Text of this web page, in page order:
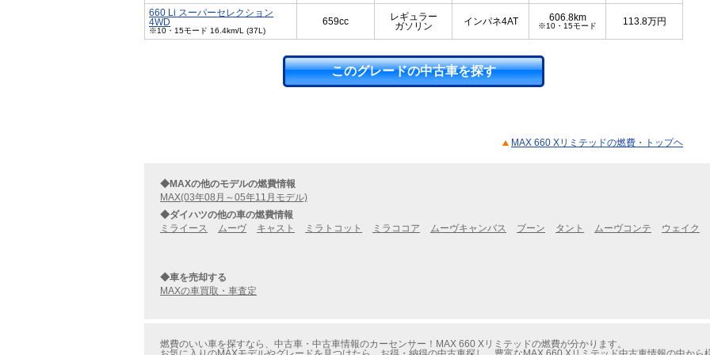
660 Li スーパーセレクション
4WD
※10・15モード 16.4km/L (37L)
659cc
レギュラー
ガソリン
インパネ4AT 606.8km
※10・15モード 113.8万円
このグレードの中古車を探す
MAX 660 Xリミテッドの燃費・トップヘ
◆MAXの他のモデルの燃費情報
MAX(03年08月～05年11月モデル)
◆ダイハツの他の車の燃費情報
ミライース
ムーヴ キャスト ミラトコット ミラココア ムーヴキャンバス ブーン タント ムーヴコンテ ウェイク
◆車を売却する
MAXの車買取・車査定
燃費のいい車を探すなら、中古車・中古車情報のカーセンサー！MAX 660 Xリミテッドの燃費が分かります。